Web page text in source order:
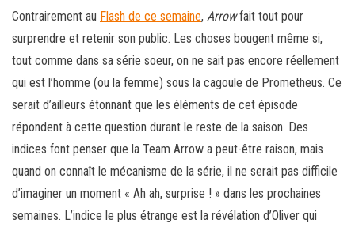
Contrairement au Flash de ce semaine, Arrowfait tout pour
surprendre et retenir son public. Les choses bougent même si,
tout comme dans sa série soeur, on ne sait pas encore réellement
qui est l’homme (ou la femme) sous la cagoule de Prometheus. Ce
serait d’ailleurs étonnant que les éléments de cet épisode
répondent à cette question durant le reste de la saison. Des
indices font penser que la Team Arrow a peut-être raison, mais
quand on connaît le mécanisme de la série, il ne serait pas difficile
d’imaginer un moment « Ah ah, surprise ! » dans les prochaines
semaines. L’indice le plus étrange est la révélation d’Oliver qui